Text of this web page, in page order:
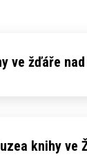
ve žďáře
knihy ve